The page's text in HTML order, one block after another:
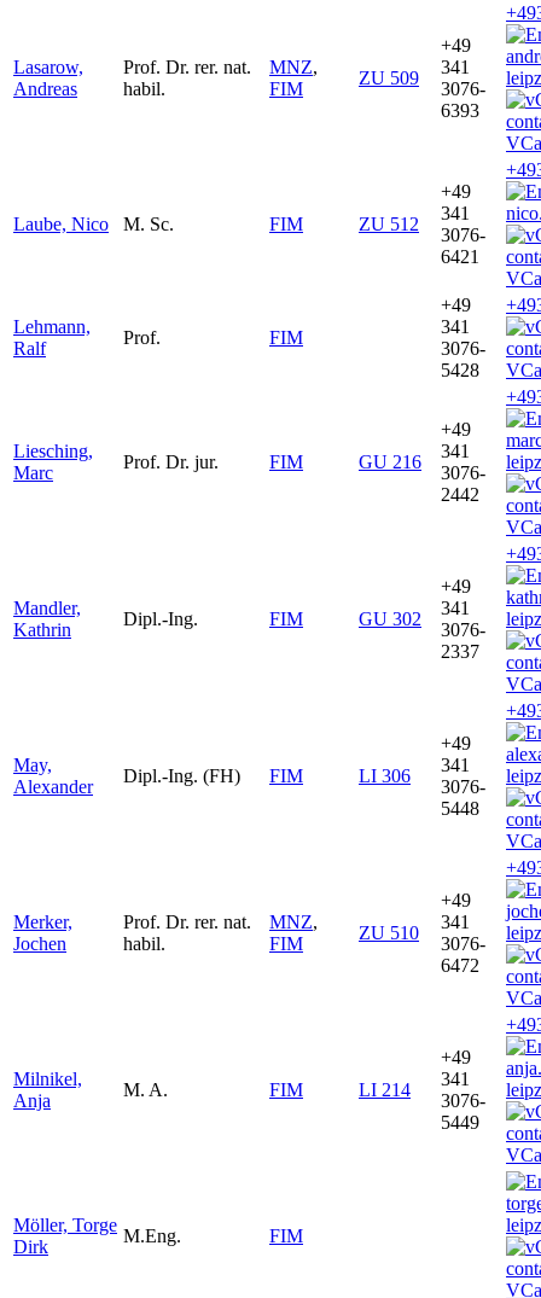
Lasarow,
Andreas
Prof. Dr. rer. nat.
habil.
MNZ,
FIM
ZU 509
+49
341
3076-
6393
Laube, Nico M. Sc. FIM ZU 512
+49
341
3076-
6421
Lehmann,
Ralf
Prof. FIM
+49
341
3076-
5428
Liesching,
Marc
Prof. Dr. jur. FIM GU 216
+49
341
3076-
2442
Mandler,
Kathrin
Dipl.-Ing. FIM GU 302
+49
341
3076-
2337
May,
Alexander
Dipl.-Ing. (FH) FIM LI 306
+49
341
3076-
5448
Merker,
Jochen
Prof. Dr. rer. nat.
habil.
MNZ,
FIM
ZU 510
+49
341
3076-
6472
Milnikel,
Anja
M. A. FIM LI 214
+49
341
3076-
5449
Möller, Torge
Dirk
M.Eng. FIM